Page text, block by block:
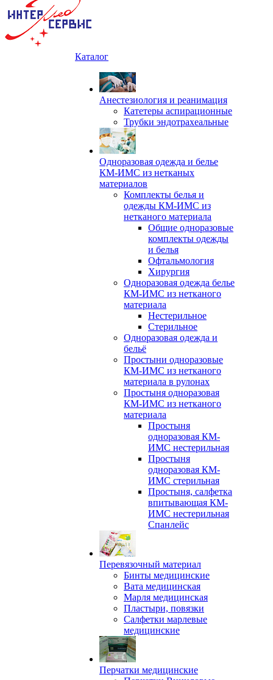
Каталог
Анестезиология и реанимация
Катетеры аспирационные
Трубки эндотрахеальные
Одноразовая одежда и белье
КМ-ИМС из нетканых
материалов
Комплекты белья и
одежды КМ-ИМС из
нетканого материала
Общие одноразовые
комплекты одежды
и белья
Офтальмология
Хирургия
Одноразовая одежда белье
КМ-ИМС из нетканого
материала
Нестерильное
Стерильное
Одноразовая одежда и
бельё
Простыни одноразовые
КМ-ИМС из нетканого
материала в рулонах
Простыня одноразовая
КМ-ИМС из нетканого
материала
Простыня
одноразовая КМ-
ИМС нестерильная
Простыня
одноразовая КМ-
ИМС стерильная
Простыня, салфетка
впитывающая КМ-
ИМС нестерильная
Спанлейс
Перевязочный материал
Бинты медицинские
Вата медицинская
Марля медицинская
Пластыри, повязки
Салфетки марлевые
медицинские
Перчатки медицинские